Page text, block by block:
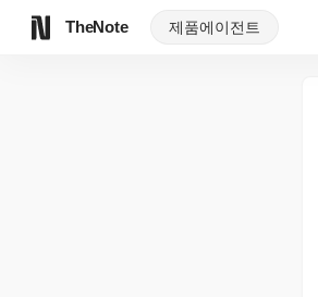
TheNote 제품에이전트